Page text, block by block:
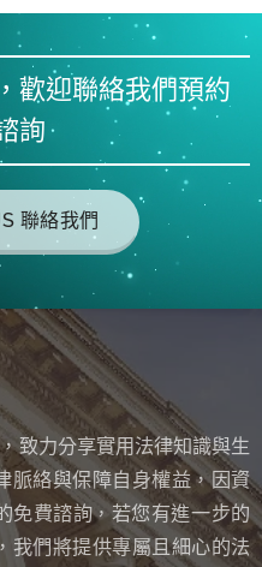
歡迎聯絡我們預約
詢
聯絡我們
致力分享實用法律知識與生
脈絡與保障自身權益，因資
免費諮詢， 若您有進一步的
我們將提供專屬且細心的法